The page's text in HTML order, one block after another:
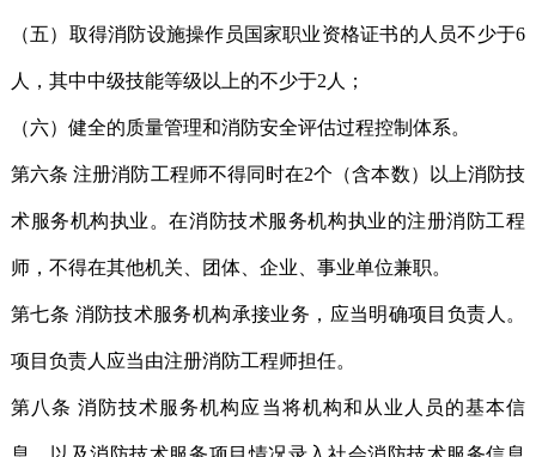
（五）取得消防设施操作员国家职业资格证书的人员不少于6
人，其中中级技能等级以上的不少于2人；
（六）健全的质量管理和消防安全评估过程控制体系。
第六条 注册消防工程师不得同时在2个（含本数）以上消防技
术服务机构执业。在消防技术服务机构执业的注册消防工程
师，不得在其他机关、团体、企业、事业单位兼职。
第七条 消防技术服务机构承接业务，应当明确项目负责人。
项目负责人应当由注册消防工程师担任。
第八条 消防技术服务机构应当将机构和从业人员的基本信